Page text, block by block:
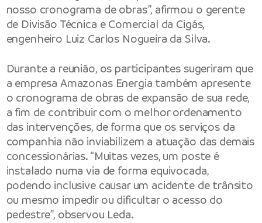
nosso cronograma de obras”, afirmou o gerente
de Divisão Técnica e Comercial da Cigás,
engenheiro Luiz Carlos Nogueira da Silva.
Durante a reunião, os participantes sugeriram que
a empresa Amazonas Energia também apresente
o cronograma de obras de expansão de sua rede,
a fim de contribuir com o melhor ordenamento
das intervenções, de forma que os serviços da
companhia não inviabilizem a atuação das demais
concessionárias. “Muitas vezes, um poste é
instalado numa via de forma equivocada,
podendo inclusive causar um acidente de trânsito
ou mesmo impedir ou dificultar o acesso do
pedestre”, observou Leda.